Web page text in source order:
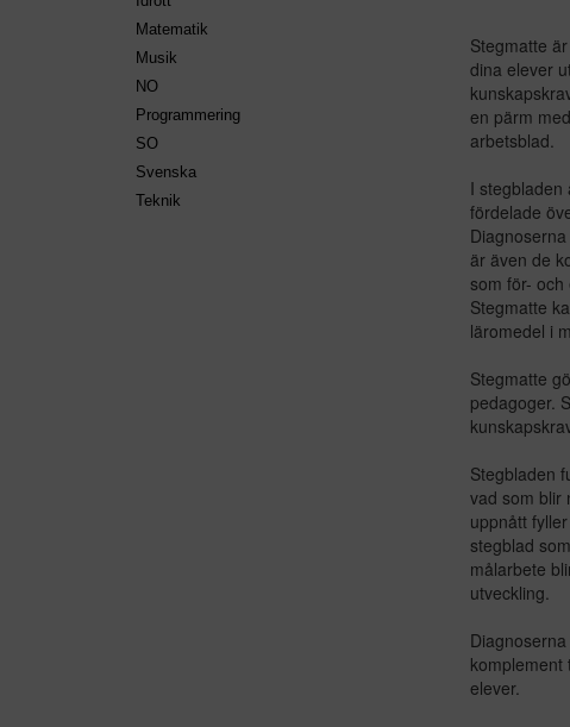
Matematik
Musik
NO
Programmering
SO
Svenska
Teknik
Stegmatte
dina elever
en pärm
arbetsblad.
I stegbladen
fördelade
är även de
som för-
Stegmatte
läromedel i
Stegmatte
pedagoger.
Stegbladen
vad som blir
uppnått
stegblad
målarbete
utveckling.
komplement
elever.